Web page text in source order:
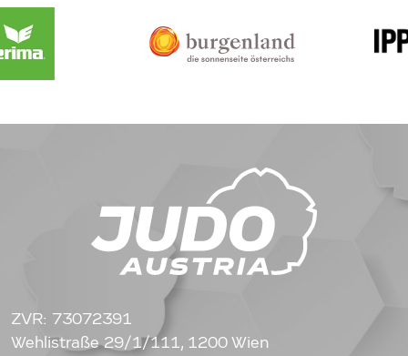
ZVR: 73072391
Wehlistraße 29/1/111, 1200 Wien